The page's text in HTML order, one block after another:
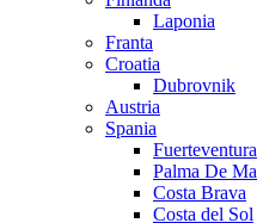
Laponia
Franta
Croatia
Dubrovnik
Austria
Spania
Fuerteventura
Palma De
Costa Brava
Costa del Sol